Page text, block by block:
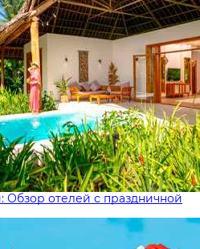
Обзор отелей с праздничной